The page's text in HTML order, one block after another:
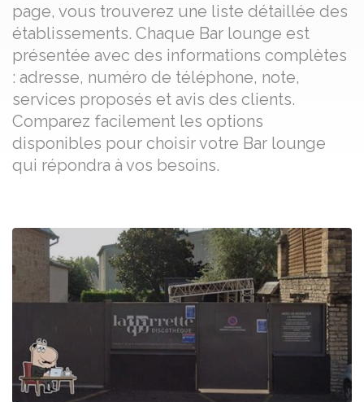
page, vous trouverez une liste détaillée des
établissements. Chaque Bar lounge est
présentée avec des informations complètes
: adresse, numéro de téléphone, note,
services proposés et avis des clients.
Comparez facilement les options
disponibles pour choisir votre Bar lounge
qui répondra à vos besoins.